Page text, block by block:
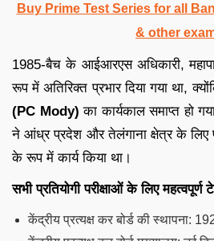
Buy Prime Test Series for all
& other
1985-बैच के आईआरएस अधिकारी,
रूप में अतिरिक्त प्रभार दिया गया था,
(PC Mody) का कार्यकाल समाप्त हो
ने आंध्र प्रदेश और तेलंगाना क्षेत्र के
के रूप में कार्य किया था।
सभी प्रतियोगी परीक्षाओं के लिए
केंद्रीय प्रत्यक्ष कर बोर्ड की स्थापना: